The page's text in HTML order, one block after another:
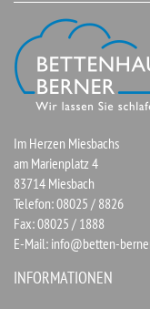
Im Herzen Miesbachs
am Marienplatz 4
83714 Miesbach
Telefon: 08025 / 8826
Fax: 08025 / 1888
E-Mail: info@betten-
INFORMATIONEN